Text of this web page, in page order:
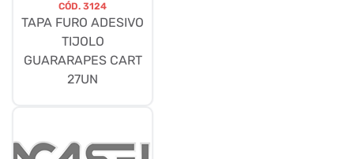
CÓD. 3124
TAPA FURO ADESIVO
TIJOLO
GUARARAPES CART
27UN